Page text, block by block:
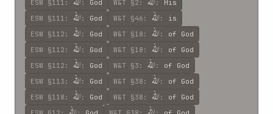
ESW §111 : : God W&T §2 : : His
ESW §111 : اللّه : God W&T §46 : اللّه : is
ESW §112 : اللّه : God W&T §18 : اللّه : of God
ESW §112 : اللّه : God W&T §18 : اللّه : of God
ESW §112 : اللّه : God W&T §3 : اللّه : of God
ESW §113 : اللّه : God W&T §38 : اللّه : of God
ESW §118 : اللّه : God W&T §38 : اللّه : of God